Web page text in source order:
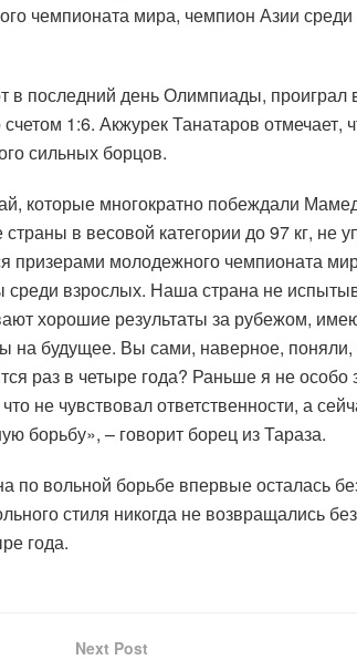
чемпионата мира, чемпион Азии
последний день Олимпиады, проиграл
1:6. Акжурек Танатаров отмечает,
сильных борцов.
которые многократно побеждали
в весовой категории до 97 кг, не
призерами молодежного чемпионата
взрослых. Наша страна не
хорошие результаты за рубежом,
будущее. Вы сами, наверное, поняли,
раз в четыре года? Раньше я не особо
не чувствовал ответственности, а
борьбу», – говорит борец из Тараза.
по вольной борьбе впервые осталась
стиля никогда не возвращались
года.
Next Post